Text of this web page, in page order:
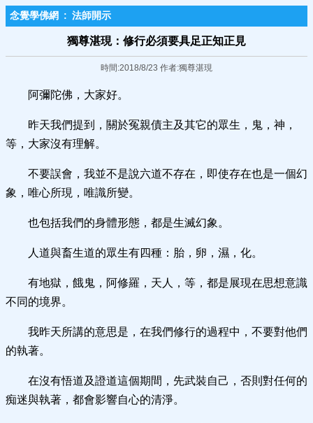
念覺學佛網 : 法師開示
獨尊湛現：修行必須要具足正知正見
時間:2018/8/23 作者:獨尊湛現
阿彌陀佛，大家好。
昨天我們提到，關於冤親債主及其它的眾生，鬼，神，
等，大家沒有理解。
不要誤會，我並不是說六道不存在，即使存在也是一個幻
象，唯心所現，唯識所變。
也包括我們的身體形態，都是生滅幻象。
人道與畜生道的眾生有四種：胎，卵，濕，化。
有地獄，餓鬼，阿修羅，天人，等，都是展現在思想意識
不同的境界。
我昨天所講的意思是，在我們修行的過程中，不要對他們
的執著。
在沒有悟道及證道這個期間，先武裝自己，否則對任何的
痴迷與執著，都會影響自心的清淨。